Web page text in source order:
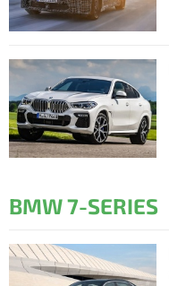
BMW 7-SERIES